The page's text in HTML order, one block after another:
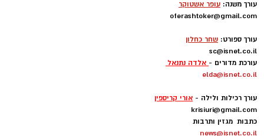
צילום: איחוד הצלה
התקשרו-
050-7870908
(אלדה נתנאל )elda@isnet.co.il